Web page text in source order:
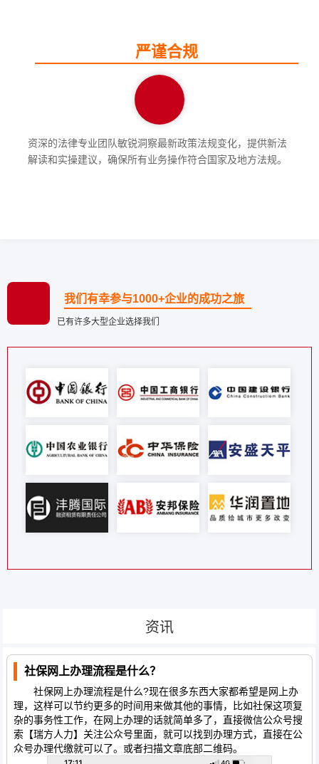
严谨合规
资深的法律专业团队敏锐洞察最新政策法规变化，提供新法
解读和实操建议，确保所有业务操作符合国家及地方法规。
我们有幸参与1000+企业的成功之旅
已有许多大型企业选择我们
资讯
社保网上办理流程是什么？
社保网上办理流程是什么?现在很多东西大家都希望是网上办
理，这样可以节约更多的时间用来做其他的事情，比如社保这项复
杂的事务性工作，在网上办理的话就简单多了，直接微信公众号搜
索【瑞方人力】关注公众号里面，就可以找到办理方式，直接在公
众号办理代缴就可以了。或者扫描文章底部二维码。